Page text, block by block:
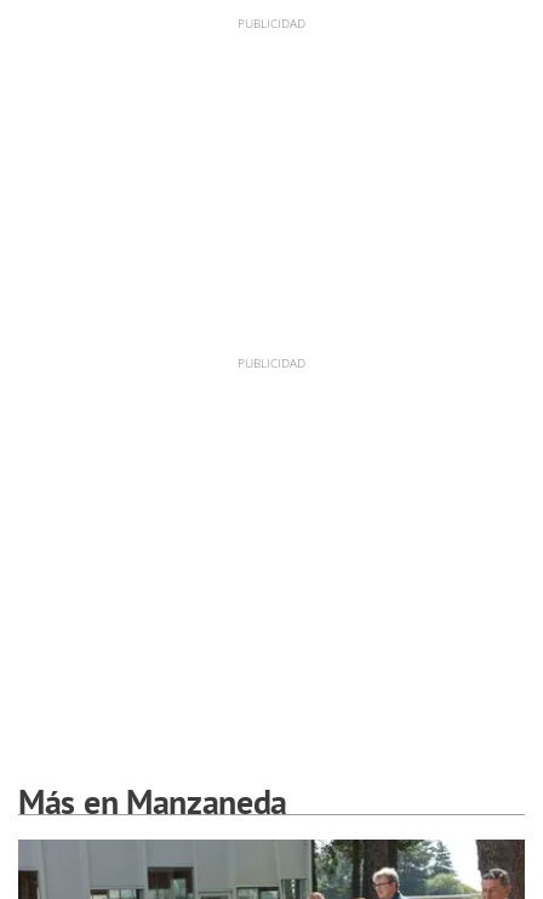
Más en Manzaneda